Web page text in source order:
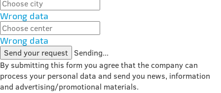
Wrong data
Wrong data
Send your request Sending...
By submitting this form you agree that the company can
process your personal data and send you news, information
and advertising/promotional materials.